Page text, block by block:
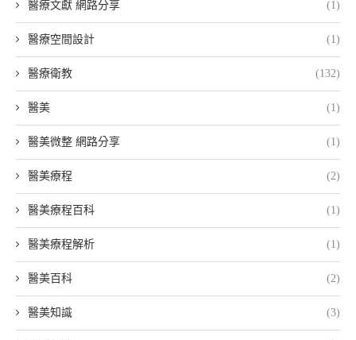
醫療文獻 網路分享 (1)
醫療空間設計 (1)
醫療衛教 (132)
醫美 (1)
醫美微整 網路分享 (1)
醫美療程 (2)
醫美療程百科 (1)
醫美療程解析 (1)
醫美百科 (2)
醫美知識 (3)